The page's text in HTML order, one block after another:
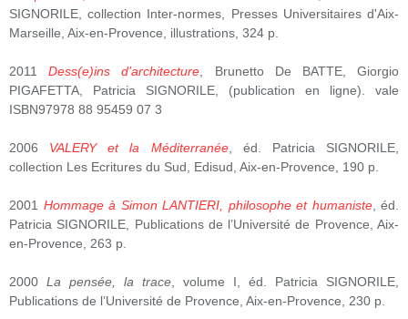
SIGNORILE, collection Inter-normes, Presses Universitaires d'Aix-
Marseille, Aix-en-Provence, illustrations, 324 p.
2011Dess(e)ins d’architecture , Brunetto De BATTE, Giorgio
PIGAFETTA, Patricia SIGNORILE, (publication en ligne). vale
ISBN97978 88 95459 07 3
2006 VALERY et la Méditerranée, éd. Patricia SIGNORILE,
collection Les Ecritures du Sud, Edisud, Aix-en-Provence, 190 p.
2001 Hommage à Simon LANTIERI, philosophe et humaniste, éd.
Patricia SIGNORILE, Publications de l’Université de Provence, Aix-
en-Provence, 263 p.
2000 La pensée, la trace , volume I, éd. Patricia SIGNORILE,
Publications de l’Université de Provence, Aix-en-Provence, 230 p.